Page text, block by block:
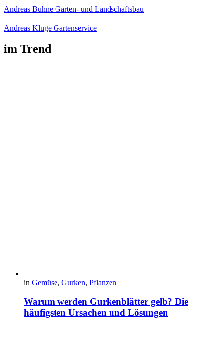
Andreas Buhne Garten- und Landschaftsbau
Andreas Kluge Gartenservice
im Trend
in Gemüse, Gurken, Pflanzen
Warum werden Gurkenblätter gelb? Die
häufigsten Ursachen und Lösungen